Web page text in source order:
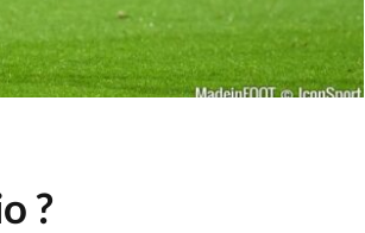
?